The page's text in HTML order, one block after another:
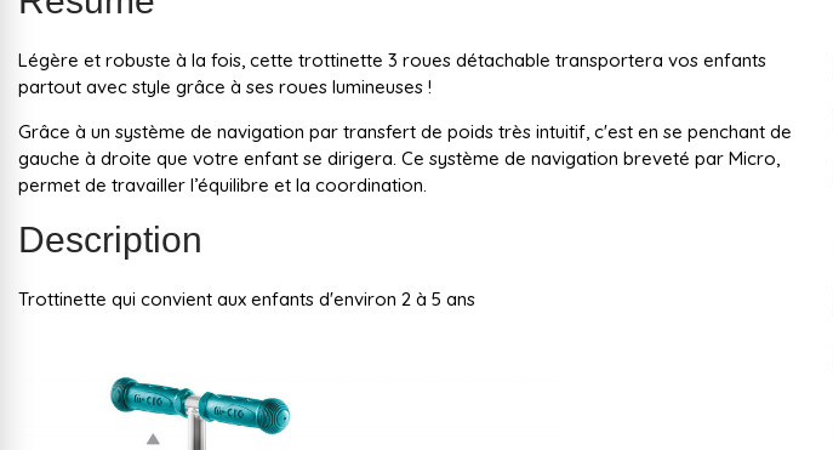
Légère et robuste à la fois, cette trottinette 3 roues détachable transportera vos enfants
partout avec style grâce à ses roues lumineuses !
Grâce à un système de navigation par transfert de poids très intuitif, c'est en se penchant de
gauche à droite que votre enfant se dirigera. Ce système de navigation breveté par Micro,
permet de travailler l’équilibre et la coordination.
Description
Trottinette qui convient aux enfants d'environ 2 à 5 ans